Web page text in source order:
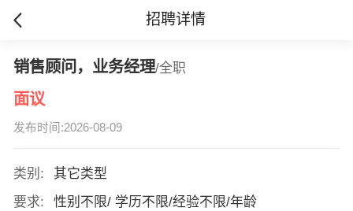
招聘详情
销售顾问，业务经理/全职
面议
发布时间:2026-08-09
类别:
其它类型
要求:
性别不限/ 学历不限/经验不限/年龄